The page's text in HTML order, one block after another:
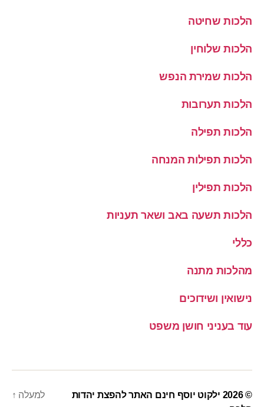
הלכות שחיטה
הלכות שלוחין
הלכות שמירת הנפש
הלכות תערובות
הלכות תפילה
הלכות תפילות המנחה
הלכות תפילין
הלכות תשעה באב ושאר תעניות
כללי
מהלכות מתנה
נישואין ושידוכים
עוד בעניני חושן משפט
© 2026
ילקוט יוסף חינם האתר להפצת יהדות
למעלה ↑